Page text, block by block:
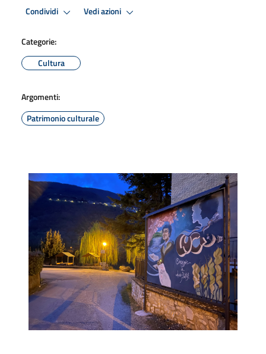
Condividi Vedi azioni
Categorie:
Cultura
Argomenti:
Patrimonio culturale